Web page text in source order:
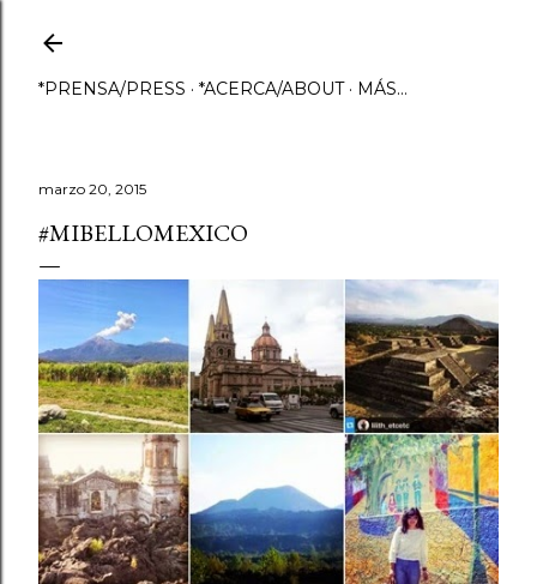
*PRENSA/PRESS *ACERCA/ABOUT MÁS…
marzo 20, 2015
#MIBELLOMEXICO